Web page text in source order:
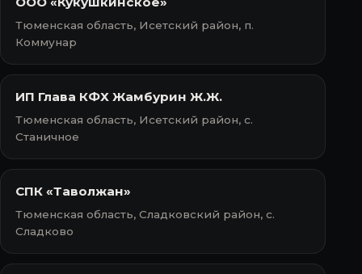
Тюменская область, Исетский район, п.
Коммунар
ИП Глава КФХ Жамбурин Ж.Ж.
Тюменская область, Исетский район, с.
Станичное
СПК «Таволжан»
Тюменская область, Сладковский район, с.
Сладково